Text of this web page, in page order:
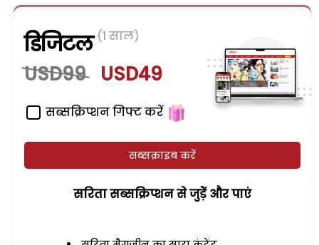
डिजिटल (1 साल)
USD99 USD49
सब्सक्रिप्शन गिफ्ट करें
सब्सक्राइब करें
सरिता सब्सक्रिप्शन से जुड़ेें और पाएं